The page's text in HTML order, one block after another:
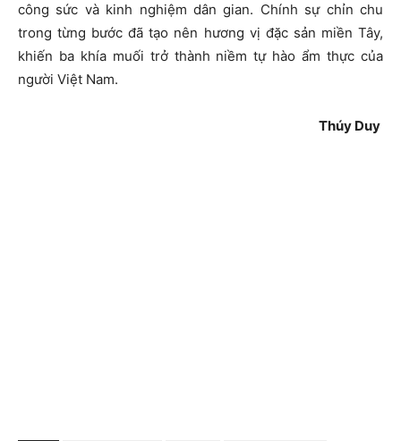
công sức và kinh nghiệm dân gian. Chính sự chỉn chu
trong từng bước đã tạo nên hương vị đặc sản miền Tây,
khiến ba khía muối trở thành niềm tự hào ẩm thực của
người Việt Nam.
Thúy Duy